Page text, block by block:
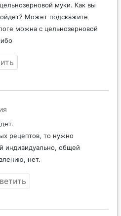
муки. Как вы
Может подскажите
можна с цельнозерновой
рецептов, то нужно
индивидуально, общей
нет.